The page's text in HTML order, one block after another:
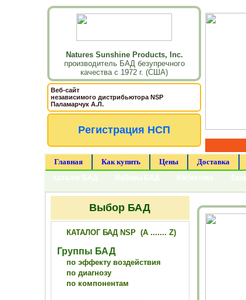
Natures Sunshine Products, Inc.
производитель БАД безупречного
качества с 1972 г. (США)
Веб-сайт
независимого дистрибьютора NSP
Паламарчук А.Л.
Регистрация НСП
Главная Как купить Цены Доставка
Выбор БАД
КАТАЛОГ БАД NSP (A ....... Z)
Группы БАД
по эффекту воздействия
по диагнозу
по компонентам